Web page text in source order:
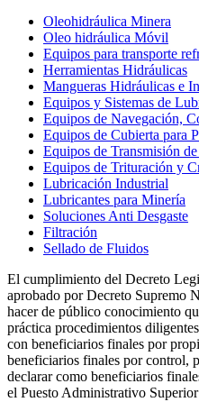
Oleohidráulica Minera
Oleo hidráulica Móvil
Equipos para transporte
Herramientas Hidráulicas
Mangueras Hidráulicas e
Equipos y Sistemas de
Equipos de Navegación,
Equipos de Cubierta para
Equipos de Transmisión
Equipos de Trituración y
Lubricación Industrial
Lubricantes para Minería
Soluciones Anti Desgaste
Filtración
Sellado de Fluidos
El cumplimiento del Decreto
aprobado por Decreto Supremo
hacer de público conocimiento
práctica procedimientos
con beneficiarios finales por
beneficiarios finales por control,
declarar como beneficiarios
el Puesto Administrativo